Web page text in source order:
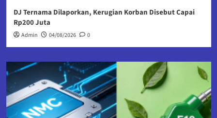
DJ Ternama Dilaporkan, Kerugian Korban Disebut Capai
Rp200 Juta
Admin 04/08/2026 0